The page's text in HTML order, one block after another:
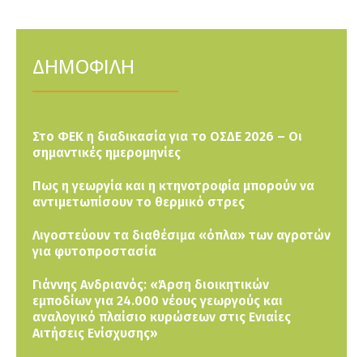
ΔΗΜΟΦΙΛΗ
Στο ΦΕΚ η διαδικασία για το ΟΣΔΕ 2026 – Οι
σημαντικές ημερομηνίες
Πως η γεωργία και η κτηνοτροφία μπορούν να
αντιμετωπίσουν το θερμικό στρες
Λιγοστεύουν τα διαθέσιμα «όπλα» των αγροτών
για φυτοπροστασία
Γιάννης Ανδριανός: «Άρση διοικητικών
εμποδίων για 24.000 νέους γεωργούς και
αναλογικό πλαίσιο κυρώσεων στις Ενιαίες
Αιτήσεις Ενίσχυσης»